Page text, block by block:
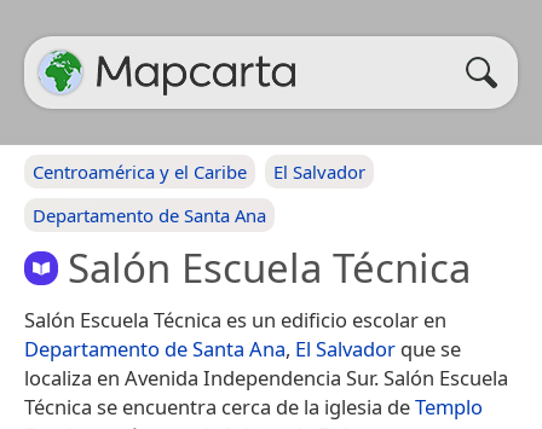
Centroamérica y el Caribe
El Salvador
Departamento de Santa Ana
Salón Escuela Técnica
Salón Escuela Técnica es un edificio escolar en
Departamento de Santa Ana, El Salvador que se
localiza en Avenida Independencia Sur. Salón Escuela
Técnica se encuentra cerca de la iglesia deTemplo